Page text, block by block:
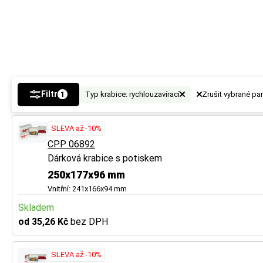
Filtr 1 Typ krabice: rychlouzavírací Zrušit vybrané
SLEVA až -10%
CPP 06892
Dárková krabice s potiskem
250x177x96 mm
Vnitřní: 241x166x94 mm
Skladem
od 35,26 Kč bez DPH
SLEVA až -10%
Více tipů pro
Více tipů pro